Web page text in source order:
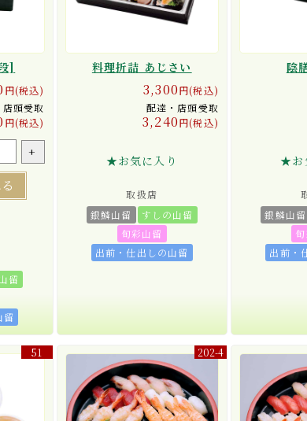
]
円(税込)
頭受取
円(税込)
+
留
留
料理折詰 あじさい
3,300円(税込)
配達・店頭受取
3,240円(税込)
★お気に入り
取扱店
銀鱗山留
すしの山留
旬彩山留
出前・仕出しの山留
陰
★お
銀鱗山留
出前・
51 202-4